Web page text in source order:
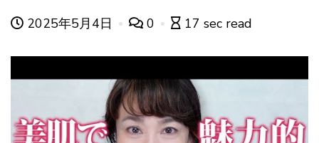
2025年5月4日 0 17 sec read